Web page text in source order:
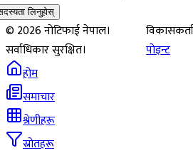
लिनुहोस्
©2026नोटिफाई नेपाल।
सर्वाधिकार सुरक्षित।
पोइन्ट
होम
समाचार
श्रेणीहरू
स्रोतहरू